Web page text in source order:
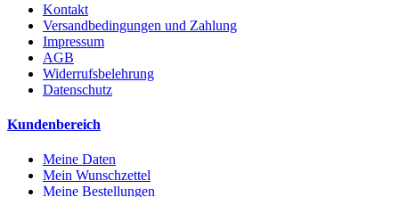
Kontakt
Versandbedingungen und Zahlung
Impressum
AGB
Widerrufsbelehrung
Datenschutz
Kundenbereich
Meine Daten
Mein Wunschzettel
Meine Bestellungen